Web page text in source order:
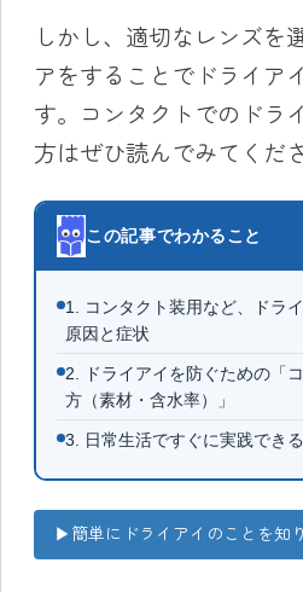
しかし、適切なレンズを
アをすることでドライア
す。コンタクトでのドラ
方はぜひ読んでみてくだ
この記事でわかること
1. コンタクト装用など、ドラ
原因と症状
2. ドライアイを防ぐための「
方（素材・含水率）」
3. 日常生活ですぐに実践でき
▶︎簡単にドライアイのことを知